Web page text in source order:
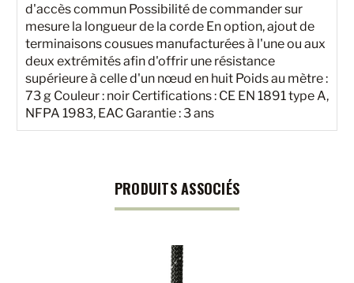
d'accès commun Possibilité de commander sur
mesure la longueur de la corde En option, ajout de
terminaisons cousues manufacturées à l'une ou aux
deux extrémités afin d'offrir une résistance
supérieure à celle d'un nœud en huit Poids au mètre :
73 g Couleur : noir Certifications : CE EN 1891 type A,
NFPA 1983, EAC Garantie : 3 ans
PRODUITS ASSOCIÉS